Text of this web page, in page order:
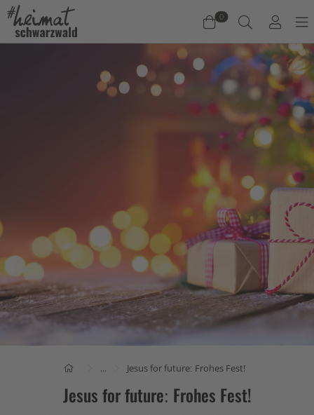
0
Es befinden sich keine Produkte im Warenkorb.
... Jesus for future: Frohes Fest!
Jesus for future: Frohes Fest!